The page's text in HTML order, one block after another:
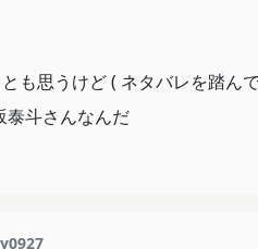
も思うけど ( ネタバレを踏ん
泰斗さんなんだ